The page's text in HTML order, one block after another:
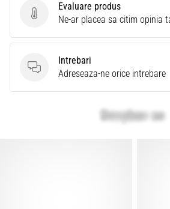
Evaluare produs
Evaluare produs
Ne-ar placea sa citim opinia
Intrebari
Intrebari
Adreseaza-ne orice intrebare